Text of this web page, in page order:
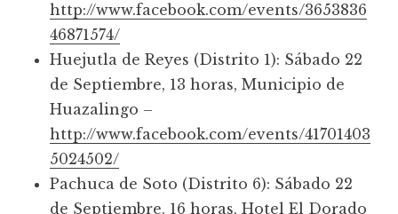
http://www.facebook.com/events/3653836
46871574/
Huejutla de Reyes (Distrito 1): Sábado 22
de Septiembre, 13 horas, Municipio de
Huazalingo –
http://www.facebook.com/events/41701403
5024502/
Pachuca de Soto (Distrito 6): Sábado 22
de Septiembre, 16 horas, Hotel El Dorado